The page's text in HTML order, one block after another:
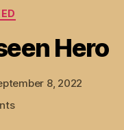
Hero
8, 2022
on